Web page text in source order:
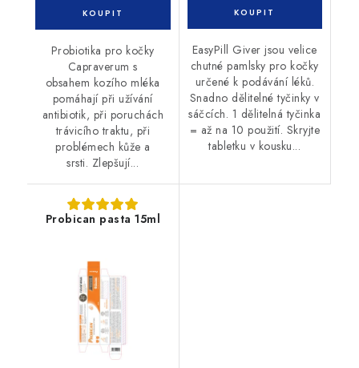
Probiotika pro kočky
Capraverum s
obsahem kozího mléka
pomáhají při užívání
antibiotik, při poruchách
trávicího traktu, při
problémech kůže a
srsti. Zlepšují...
EasyPill Giver jsou velice
chutné pamlsky pro kočky
určené k podávání léků.
Snadno dělitelné tyčinky v
sáčcích. 1 dělitelná tyčinka
= až na 10 použití. Skryjte
tabletku v kousku...
Probican pasta 15ml